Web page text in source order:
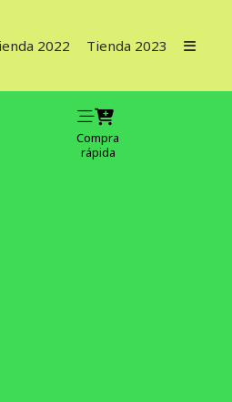
2022 Tienda 2023
Compra
rápida